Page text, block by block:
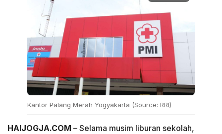
Kantor Palang Merah Yogyakarta (Source: RRI)
HAIJOGJA.COM – Selama musim liburan sekolah,